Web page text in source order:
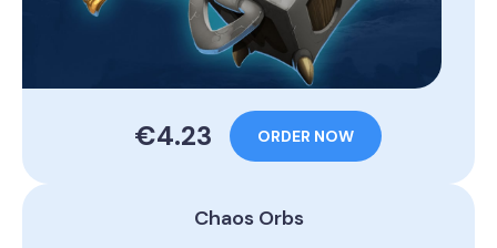
€4.23 ORDER NOW
Chaos Orbs